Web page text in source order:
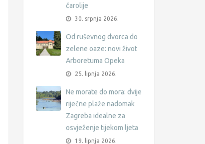
čarolije
30. srpnja 2026.
Od ruševnog dvorca do
zelene oaze: novi život
Arboretuma Opeka
25. lipnja 2026.
Ne morate do mora: dvije
riječne plaže nadomak
Zagreba idealne za
osvježenje tijekom ljeta
19. lipnja 2026.